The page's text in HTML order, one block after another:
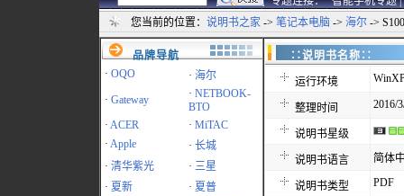
您当前的位置： 说明书之家 -> 笔记本电脑 -> 海尔 ->
品牌导航
· OQO · 海尔
· Gateway · NETBOOK-
BTO
· ACER · MiTAC
· Apple · 长城
· 清华紫光 · 三星
· 夏新 · 夏普
∷说明书名
运行环境
整理时间 2016/
说明书星级
说明书语言 简体
说明书类型 PDF